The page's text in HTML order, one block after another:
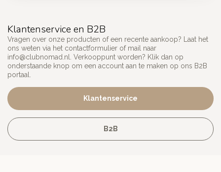
Klantenservice en B2B
Vragen over onze producten of een recente aankoop? Laat het
ons weten via het contactformulier of mail naar
info@clubnomad.nl . Verkooppunt worden? Klik dan op
onderstaande knop om een account aan te maken op ons B2B
portaal.
Klantenservice
B2B